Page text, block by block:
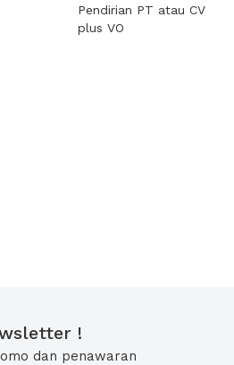
Pendirian PT atau CV
plus VO
!
dan penawaran